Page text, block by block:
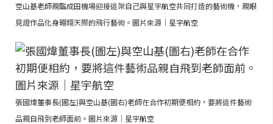
空山基老師親臨成田機場迎接這架自己與星宇航空共同打造的藝術機，親眼
見證作品化身翱翔天際的飛行藝術。圖片來源｜星宇航空
張國煒董事長(圖左)與空山基(圖右)老師在合作初期便相約，要將這件藝術
品親自飛到老師面前。圖片來源｜星宇航空